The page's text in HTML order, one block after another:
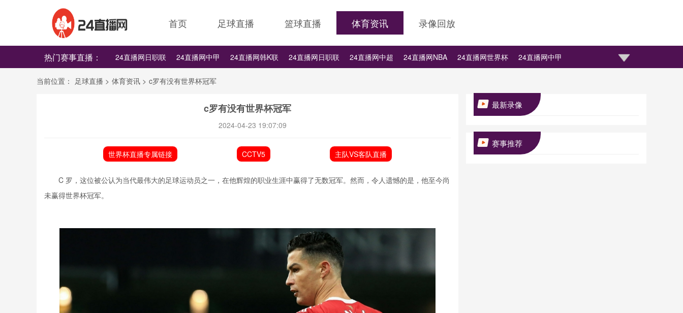
首页 足球直播 篮球直播 体育资讯 录像回放
热门赛事直播： 24直播网日职联 24直播网中甲 24直播网韩K联 24直播网日职联 24直播网中超 24直播网NBA 24直播网世界杯 24直播网中甲
24直播网韩K联 24直播网世界杯
当前位置： 足球直播 > 体育资讯 > c罗有没有世界杯冠军
c罗有没有世界杯冠军
2024-04-23 19:07:09
世界杯直播专属链接 CCTV5 主队VS客队直播
C 罗，这位被公认为当代最伟大的足球运动员之一，在他辉煌的职业生涯中赢得了无数冠军。然而，令人遗憾的是，他至今尚
未赢得世界杯冠军。
最新录像
赛事推荐